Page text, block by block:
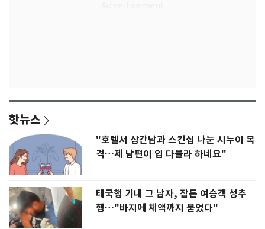
핫뉴스
"호텔서 상간남과 스킨십 나눈 시누이 목
격…제 남편이 입 다물라 하네요"
태국행 기내 그 남자, 잠든 여승객 성추
행…"바지에 체액까지 묻었다"